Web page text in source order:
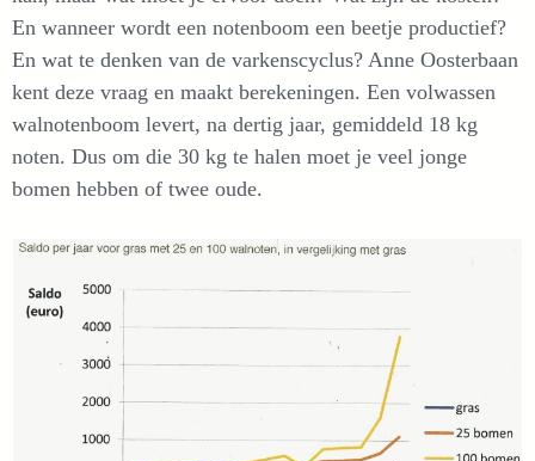
En wanneer wordt een notenboom een beetje productief?
En wat te denken van de varkenscyclus? Anne Oosterbaan
kent deze vraag en maakt berekeningen. Een volwassen
walnotenboom levert, na dertig jaar, gemiddeld 18 kg
noten. Dus om die 30 kg te halen moet je veel jonge
bomen hebben of twee oude.